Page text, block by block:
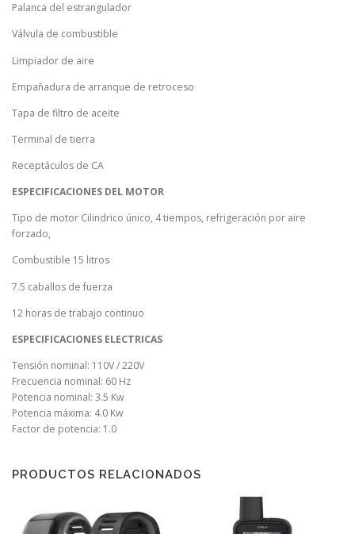
Palanca del estrangulador
Válvula de combustible
Limpiador de aire
Empañadura de arranque de retroceso
Tapa de filtro de aceite
Terminal de tierra
Receptáculos de CA
ESPECIFICACIONES DEL MOTOR
Tipo de motor Cilindrico único, 4 tiempos, refrigeración por aire
forzado,
Combustible 15 litros
7.5 caballos de fuerza
12 horas de trabajo continuo
ESPECIFICACIONES ELECTRICAS
Tensión nominal: 110V / 220V
Frecuencia nominal: 60 Hz
Potencia nominal: 3.5 Kw
Potencia máxima: 4.0 Kw
Factor de potencia: 1.0
PRODUCTOS RELACIONADOS